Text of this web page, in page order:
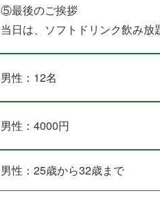
⑤最後のご挨拶
当日は、ソフトドリンク飲み放
男性：12名
男性：4000円
男性：25歳から32歳まで